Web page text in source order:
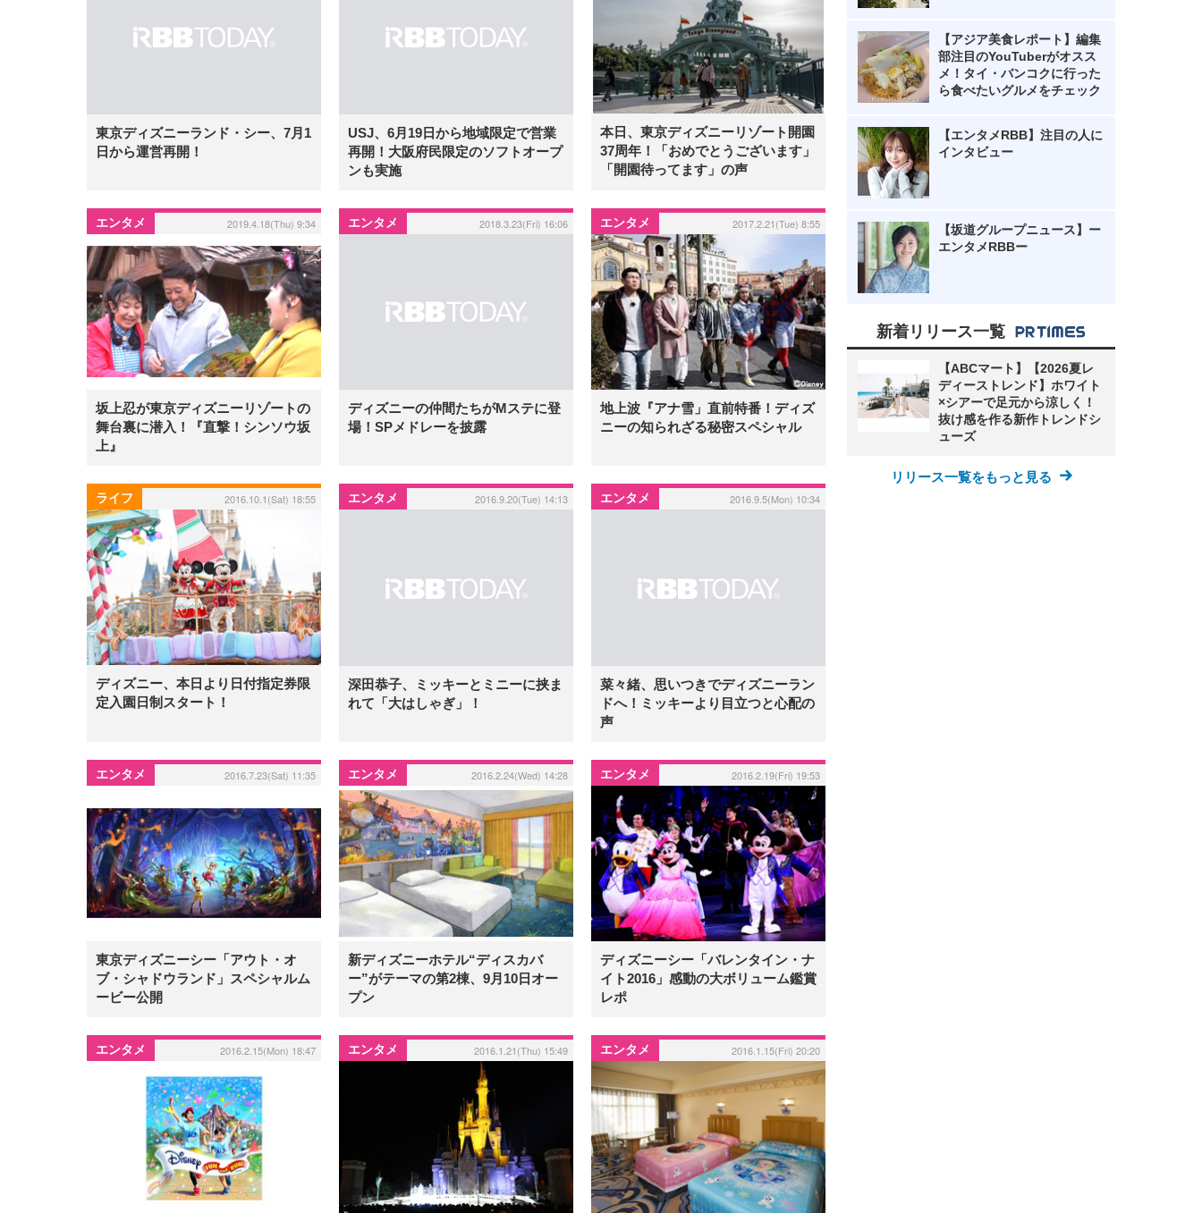
東京ディズニーランド・シー、7月1
日から運営再開！
USJ、6月19日から地域限定で営業
再開！大阪府民限定のソフトオープ
ンも実施
本日、東京ディズニーリゾート開園
37周年！「おめでとうございます」
「開園待ってます」の声
エンタメ 2019.4.18(Thu) 9:34
坂上忍が東京ディズニーリゾートの
舞台裏に潜入！『直撃！シンソウ坂
上』
エンタメ 2018.3.23(Fri) 16:06
ディズニーの仲間たちがMステに登
場！SPメドレーを披露
エンタメ 2017.2.21(Tue) 8:55
地上波『アナ雪」直前特番！ディズ
ニーの知られざる秘密スペシャル
ライフ 2016.10.1(Sat) 18:55
ディズニー、本日より日付指定券限
定入園日制スタート！
エンタメ 2016.9.20(Tue) 14:13
深田恭子、ミッキーとミニーに挟ま
れて「大はしゃぎ」！
エンタメ 2016.9.5(Mon) 10:34
菜々緒、思いつきでディズニーラン
ドへ！ミッキーより目立つと心配の
声
エンタメ 2016.7.23(Sat) 11:35
東京ディズニーシー「アウト・オ
ブ・シャドウランド」スペシャルム
ービー公開
エンタメ 2016.2.24(Wed) 14:28
新ディズニーホテル“ディスカバ
ー”がテーマの第2棟、9月10日オー
プン
エンタメ 2016.2.19(Fri) 19:53
ディズニーシー「バレンタイン・ナ
イト2016」感動の大ボリューム鑑賞
レポ
エンタメ 2016.2.15(Mon) 18:47 エンタメ 2016.1.21(Thu) 15:49 エンタメ 2016.1.15(Fri) 20:20
【アジア美食レポート】編集
部注目のYouTuberがオスス
メ！タイ・バンコクに行った
ら食べたいグルメをチェック
【エンタメRBB】注目の人に
インタビュー
【坂道グループニュース】ー
エンタメRBBー
新着リリース一覧
【ABCマート】【2026夏レ
ディーストレンド】ホワイト
×シアーで足元から涼しく！
抜け感を作る新作トレンドシ
ューズ
リリース一覧をもっと見る